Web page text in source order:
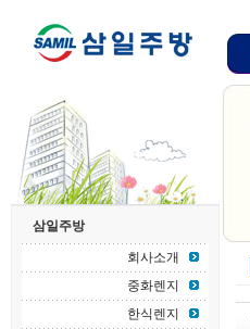
삼일주방
회사소개
중화렌지
한식렌지